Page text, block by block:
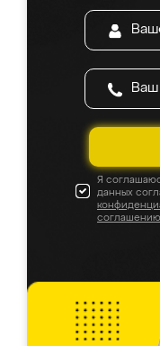
Я
данных
соглашению